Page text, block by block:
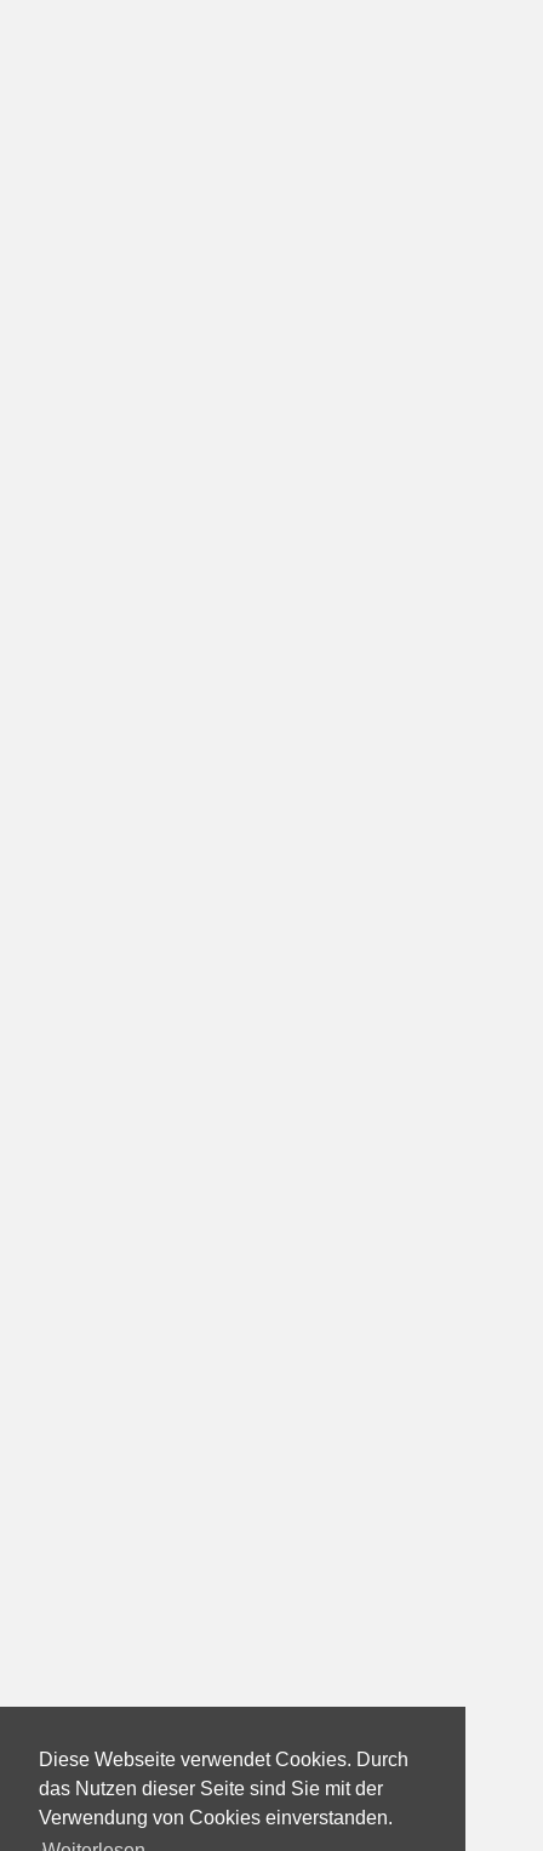
Diese Webseite verwendet Cookies. Durch
das Nutzen dieser Seite sind Sie mit der
Verwendung von Cookies einverstanden.